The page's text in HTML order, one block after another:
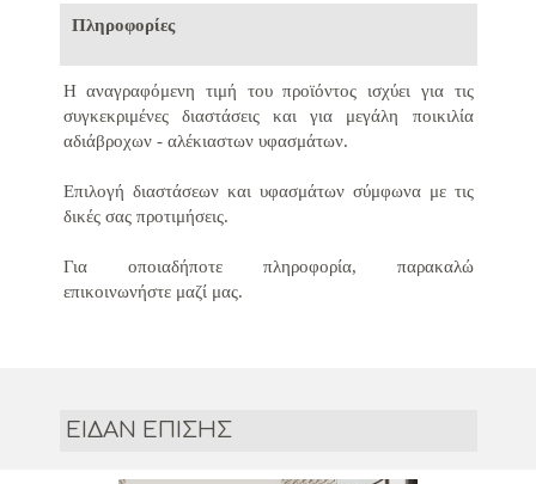
Πληροφορίες
Η αναγραφόμενη τιμή του προϊόντος ισχύει για τις
συγκεκριμένες διαστάσεις και για μεγάλη ποικιλία
αδιάβροχων - αλέκιαστων υφασμάτων.
Επιλογή διαστάσεων και υφασμάτων σύμφωνα με τις
δικές σας προτιμήσεις.
Για οποιαδήποτε πληροφορία, παρακαλώ
επικοινωνήστε μαζί μας.
ΕΙΔΑΝ ΕΠΙΣΗΣ